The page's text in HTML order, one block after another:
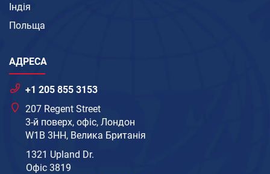
Індія
Польща
АДРЕСА
+1 205 855 3153
207 Regent Street
3-й поверх, офіс, Лондон
W1B 3HH, Велика Британія
1321 Upland Dr.
Офіс 3819